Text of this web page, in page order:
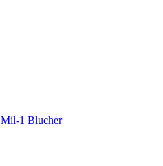
Mil-1 Blucher